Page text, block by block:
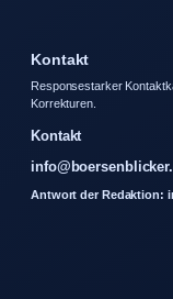
Kontakt
Responsestarker
Korrekturen.
Kontakt
Antwort der Redaktion: